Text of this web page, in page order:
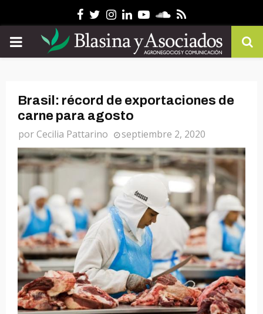
Facebook
Twitter
Instagram
Linkedin
YoutubeSoundcloud
Rss
PRIMARY
Brasil: récord de exportaciones de
carne para agosto
porCecilia Pattarino septiembre 2, 2020